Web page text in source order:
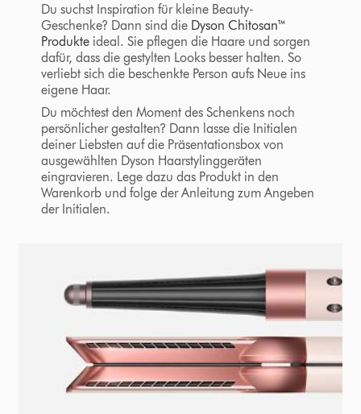
Du suchst Inspiration für kleine Beauty-
Geschenke? Dann sind die Dyson Chitosan™
Produkteideal. Sie pflegen die Haare und sorgen
dafür, dass die gestylten Looks besser halten. So
verliebt sich die beschenkte Person aufs Neue ins
eigene Haar.
Du möchtest den Moment des Schenkens noch
persönlicher gestalten? Dann lasse die Initialen
deiner Liebsten auf die Präsentationsbox von
ausgewählten Dyson Haarstylinggeräten
eingravieren. Lege dazu das Produkt in den
Warenkorb und folge der Anleitung zum Angeben
der Initialen.